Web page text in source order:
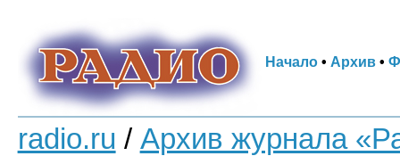
Начало• Архив•
radio.ru / Архив журнала